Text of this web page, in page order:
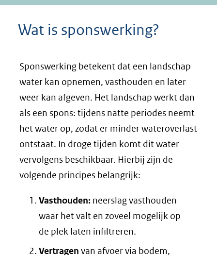
Wat is sponswerking?
Sponswerking betekent dat een landschap
water kan opnemen, vasthouden en later
weer kan afgeven. Het landschap werkt dan
als een spons: tijdens natte periodes neemt
het water op, zodat er minder wateroverlast
ontstaat. In droge tijden komt dit water
vervolgens beschikbaar. Hierbij zijn de
volgende principes belangrijk:
Vasthouden: neerslag vasthouden
waar het valt en zoveel mogelijk op
de plek laten infiltreren.
Vertragen van afvoer via bodem,